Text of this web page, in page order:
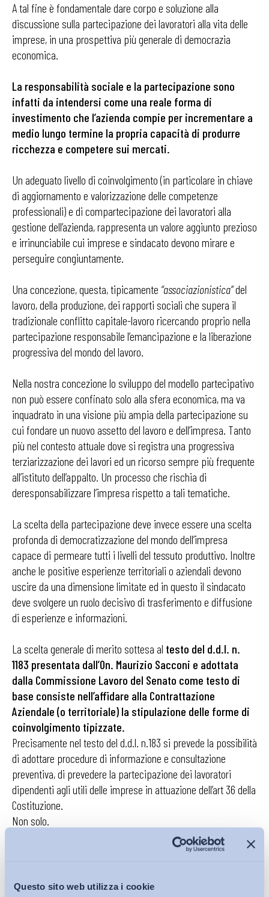
Questo sito web utilizza i cookie
A tal fine è fondamentale dare corpo e soluzione alla
discussione sulla partecipazione dei lavoratori alla vita delle
imprese, in una prospettiva più generale di democrazia
economica.
La responsabilità sociale e la partecipazione sono
infatti da intendersi come una reale forma di
investimento che l’azienda compie per incrementare a
medio lungo termine la propria capacità di produrre
ricchezza e competere sui mercati.
Un adeguato livello di coinvolgimento (in particolare in chiave
di aggiornamento e valorizzazione delle competenze
professionali) e di compartecipazione dei lavoratori alla
gestione dell’azienda, rappresenta un valore aggiunto prezioso
e irrinunciabile cui imprese e sindacato devono mirare e
perseguire congiuntamente.
Una concezione, questa, tipicamente “associazionistica”del
lavoro, della produzione, dei rapporti sociali che supera il
tradizionale conflitto capitale-lavoro ricercando proprio nella
partecipazione responsabile l’emancipazione e la liberazione
progressiva del mondo del lavoro.
Nella nostra concezione lo sviluppo del modello partecipativo
non può essere confinato solo alla sfera economica, ma va
inquadrato in una visione più ampia della partecipazione su
cui fondare un nuovo assetto del lavoro e dell’impresa. Tanto
più nel contesto attuale dove si registra una progressiva
terziarizzazione dei lavori ed un ricorso sempre più frequente
all’istituto dell’appalto. Un processo che rischia di
deresponsabilizzare l’impresa rispetto a tali tematiche.
La scelta della partecipazione deve invece essere una scelta
profonda di democratizzazione del mondo dell’impresa
capace di permeare tutti i livelli del tessuto produttivo. Inoltre
anche le positive esperienze territoriali o aziendali devono
uscire da una dimensione limitate ed in questo il sindacato
deve svolgere un ruolo decisivo di trasferimento e diffusione
di esperienze e informazioni.
La scelta generale di merito sottesa al testo del d.d.l. n.
1183 presentata dall’On. Maurizio Sacconi e adottata
dalla Commissione Lavoro del Senato come testo di
base consiste nell’affidare alla Contrattazione
Aziendale (o territoriale) la stipulazione delle forme di
coinvolgimento tipizzate.
Precisamente nel testo del d.d.l. n.183 si prevede la possibilità
di adottare procedure di informazione e consultazione
preventiva, di prevedere la partecipazione dei lavoratori
dipendenti agli utili delle imprese in attuazione dell’art 36 della
Costituzione.
Non solo.
Si prevede anche la possibilità di predisporre la
partecipazione dei lavoratori all’attuazione di piani industriali
rappresentanti sindacali alle informazioni sui piani